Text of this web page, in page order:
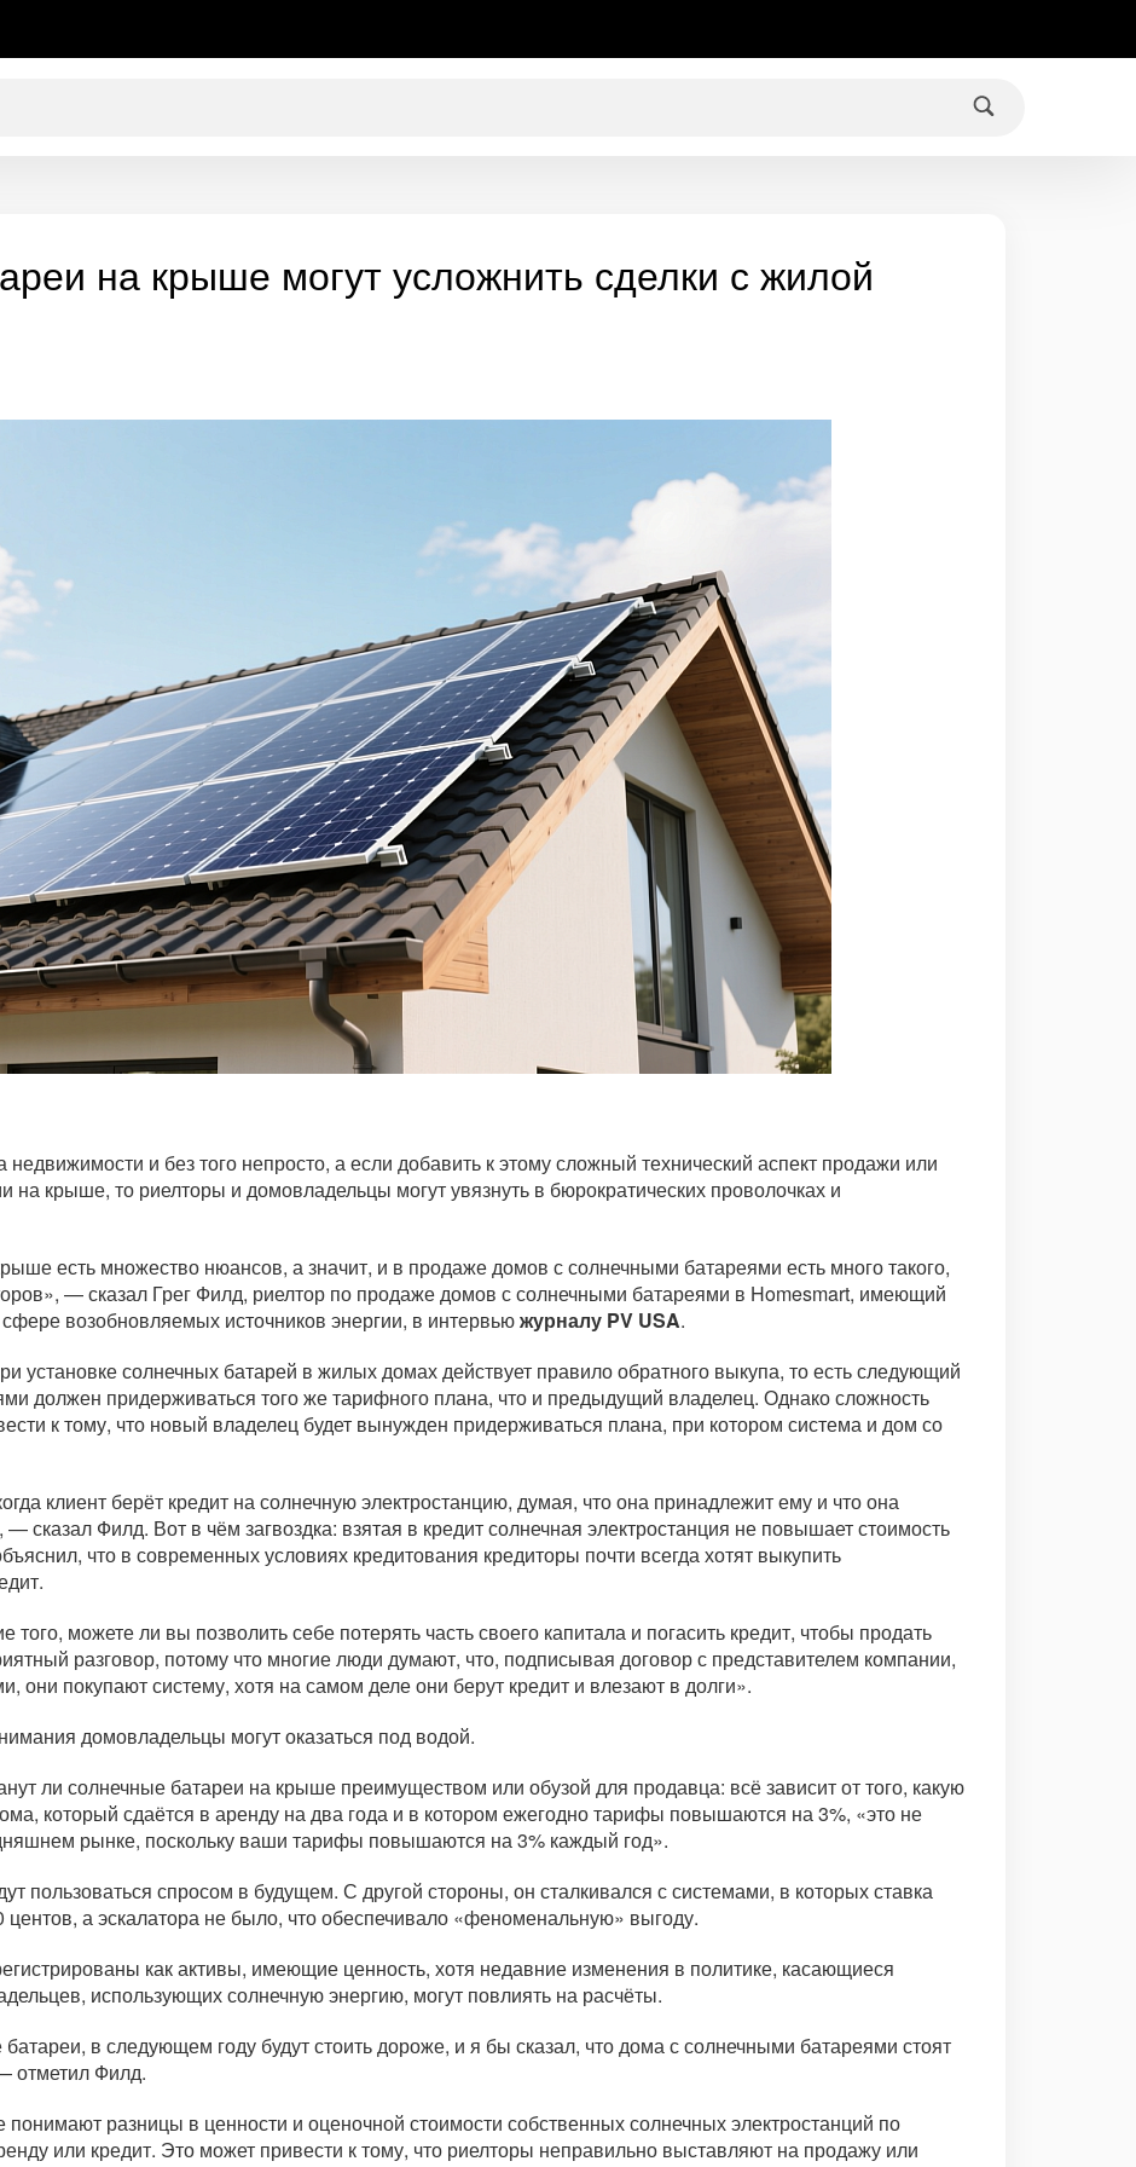
на крыше могут усложнить сделки с жилой
недвижимости и без того непросто, а если добавить к этому сложный технический аспект продажи или
на крыше, то риелторы и домовладельцы могут увязнуть в бюрократических проволочках и
есть множество нюансов, а значит, и в продаже домов с солнечными батареями есть много такого,
— сказал Грег Филд, риелтор по продаже домов с солнечными батареями в Homesmart, имеющий
возобновляемых источников энергии, в интервьюжурналу PV USA.
установке солнечных батарей в жилых домах действует правило обратного выкупа, то есть следующий
должен придерживаться того же тарифного плана, что и предыдущий владелец. Однако сложность
к тому, что новый владелец будет вынужден придерживаться плана, при котором система и дом со
клиент берёт кредит на солнечную электростанцию, думая, что она принадлежит ему и что она
сказал Филд. Вот в чём загвоздка: взятая в кредит солнечная электростанция не повышает стоимость
что в современных условиях кредитования кредиторы почти всегда хотят выкупить
можете ли вы позволить себе потерять часть своего капитала и погасить кредит, чтобы продать
разговор, потому что многие люди думают, что, подписывая договор с представителем компании,
покупают систему, хотя на самом деле они берут кредит и влезают в долги».
домовладельцы могут оказаться под водой.
ли солнечные батареи на крыше преимуществом или обузой для продавца: всё зависит от того, какую
который сдаётся в аренду на два года и в котором ежегодно тарифы повышаются на 3%, «это не
рынке, поскольку ваши тарифы повышаются на 3% каждый год».
пользоваться спросом в будущем. С другой стороны, он сталкивался с системами, в которых ставка
а эскалатора не было, что обеспечивало «феноменальную» выгоду.
как активы, имеющие ценность, хотя недавние изменения в политике, касающиеся
использующих солнечную энергию, могут повлиять на расчёты.
в следующем году будут стоить дороже, и я бы сказал, что дома с солнечными батареями стоят
отметил Филд.
понимают разницы в ценности и оценочной стоимости собственных солнечных электростанций по
или кредит. Это может привести к тому, что риелторы неправильно выставляют на продажу или